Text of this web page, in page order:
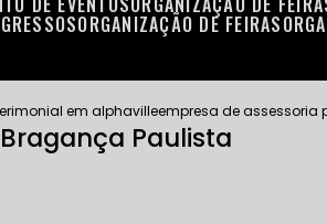
ORGANIZAÇÃO DE FEIRAS
em alphavilleempresa de
Paulista